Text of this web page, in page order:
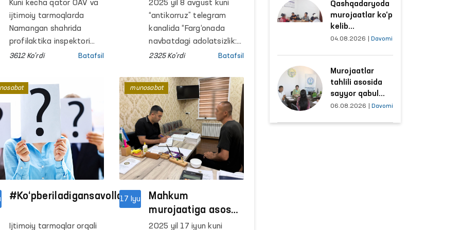
bog‘liq holat
Ombudsman
nazoratiga olingan
Kuni kecha qator OAV va
ijtimoiy tarmoqlarda
Namangan shahrida
profilaktika inspektori
tomonidan fuqaro
tarqaldi.
3612 Ko'rdi Batafsil
olinib
o‘rganilmoqda
2025 yil 8 avgust kuni
“antikorruz” telegram
kanalida “Farg‘onada
navbatdagi adolatsizlik:
huquqbuzar xodimlar
sarlavhasi bilan
videomaterial tarqatildi.
Unda Farg‘ona shahrida
fuqaro A.Yo‘ldashevga
nisbatan patrul-post
xizmati xodimlari
tomonidan qonunga zid
xatti-harakatlar qilingani
tiklash maqsadida
Ombudsmanga murojaat
qilgani qayd etilgan.
2325 Ko'rdi Batafsil
#Ko‘pberiladigansavollar
Ijtimoiy tarmoqlar orqali
17 Iyu
Mahkum
murojaatiga asosan
46-son manzil-
2025 yil 17 iyun kuni
munosabat
sharoitlar
yaxshilandi
Qashqadaryoda
murojaatlar ko‘p
kelib
tushayotgan
yo‘lga qo‘yildi
04.08.2026 Davomi
Murojaatlar
tahlili asosida
sayyor qabul
o‘tkaziladigan
06.08.2026 Davomi